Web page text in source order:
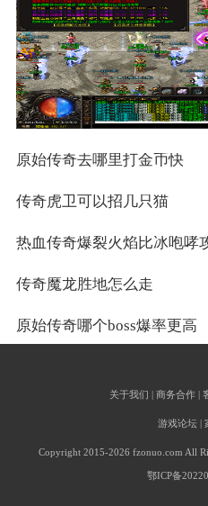
原始传奇去哪里打金币快
传奇虎卫可以招几只猫
热血传奇爆裂火焰比冰咆哮
传奇魔龙胜地怎么走
原始传奇哪个boss爆率更高
关于我们 | 商务合作 |
游戏论坛 |
Copyright 2015-2026 fzonuo.com All
鄂ICP备